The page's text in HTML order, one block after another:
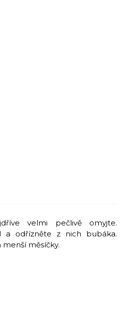
velmi pečlivě omyjte.
a odřízněte z nich bubáka.
měsíčky.